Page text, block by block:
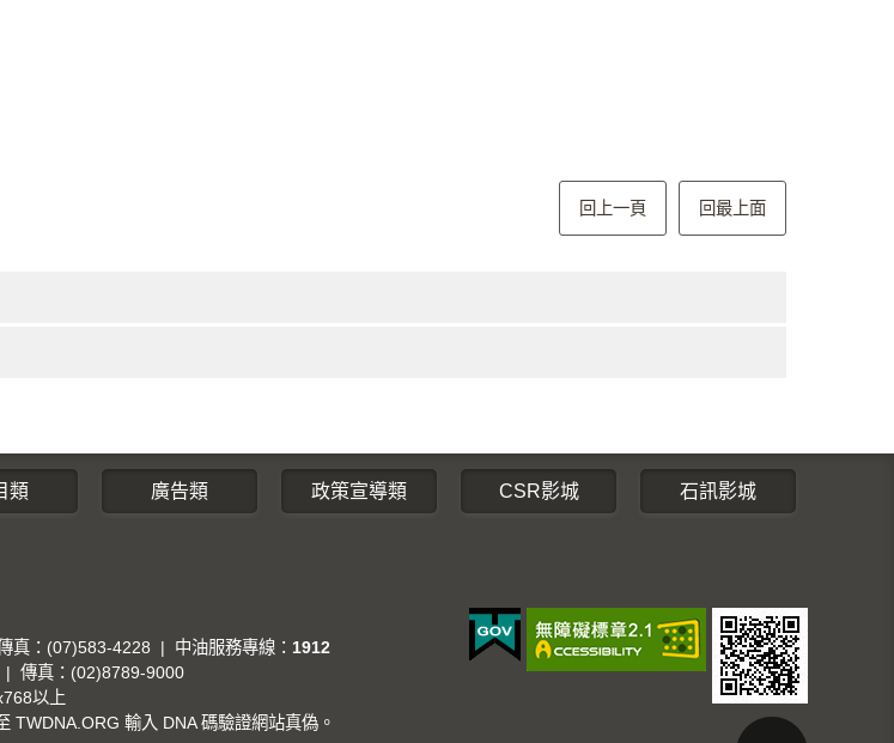
回上一頁 回最上面
類 廣告類 政策宣導類 CSR影城 石訊影城
：(07)583-4228 | 中油服務專線： 1912
傳真：(02)8789-9000
以上
TWDNA.ORG 輸入 DNA 碼驗證網站真偽。